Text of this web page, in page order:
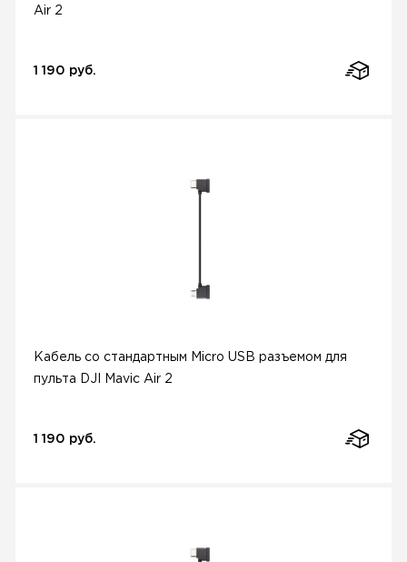
Air 2
1 190 руб.
Кабель со стандартным Micro USB разъемом для
пульта DJI Mavic Air 2
1 190 руб.